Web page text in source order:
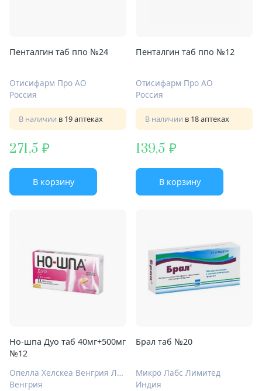
Пенталгин таб ппо №24
Отисифарм Про АО
Россия
В наличии в 19 аптеках
271,5
В корзину
Пенталгин таб ппо №12
Отисифарм Про АО
Россия
В наличии в 18 аптеках
139,5
В корзину
Но-шпа Дуо таб 40мг+500мг
№12
Опелла Хелскеа Венгрия Лтд.
Венгрия
Брал таб №20
Микро Лабс Лимитед
Индия